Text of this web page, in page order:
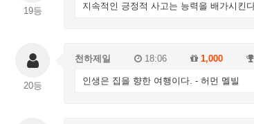
19등 지속적인 긍정적 사고는 능력을 배가시킨
20등
천하제일 18:06 1,000
인생은 집을 향한 여행이다. - 허먼 멜빌